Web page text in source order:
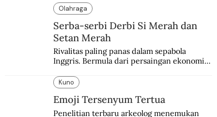
Olahraga
Serba-serbi Derbi Si Merah dan
Setan Merah
Rivalitas paling panas dalam sepabola
Inggris. Bermula dari persaingan ekonomi
Kuno
Emoji Tersenyum Tertua
Penelitian terbaru arkeolog menemukan